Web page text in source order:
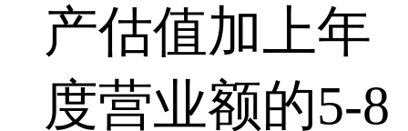
产估值加上年
度营业额的5-8